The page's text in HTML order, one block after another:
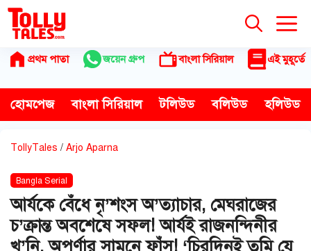
Skip
content
প্রথম পাতা জয়েন গ্রুপ বাংলা সিরিয়াল এই মুহূর্তে
হোমপেজ বাংলা সিরিয়াল টলিউড বলিউড হলিউড
TollyTales / Arjo Aparna
Bangla Serial
আর্যকে বেঁধে নৃ’শংস অ’ত্যাচার, মেঘরাজের
চ’ক্রান্ত অবশেষে সফল! আর্যই রাজনন্দিনীর
খু’নি, অপর্ণার সামনে ফাঁস! ‘চিরদিনই তুমি যে